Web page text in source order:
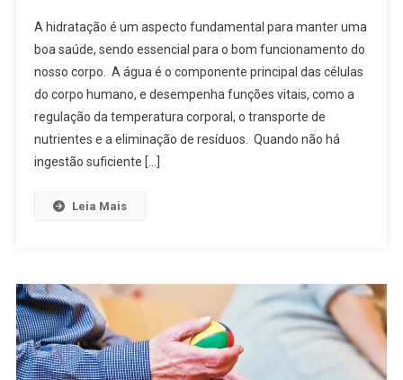
A hidratação é um aspecto fundamental para manter uma
boa saúde, sendo essencial para o bom funcionamento do
nosso corpo. A água é o componente principal das células
do corpo humano, e desempenha funções vitais, como a
regulação da temperatura corporal, o transporte de
nutrientes e a eliminação de resíduos. Quando não há
ingestão suficiente […]
Leia Mais